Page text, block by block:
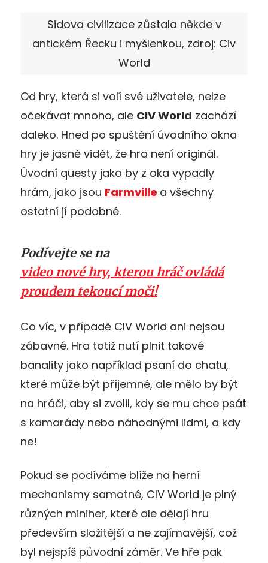
Sidova civilizace zůstala někde v
antickém Řecku i myšlenkou, zdroj: Civ
World
Od hry, která si volí své uživatele, nelze
očekávat mnoho, ale CIV World zachází
daleko. Hned po spuštění úvodního okna
hry je jasně vidět, že hra není originál.
Úvodní questy jako by z oka vypadly
hrám, jako jsou Farmville a všechny
ostatní jí podobné.
Podívejte se na
video nové hry, kterou hráč ovládá
proudem tekoucí moči!
Co víc, v případě CIV World ani nejsou
zábavné. Hra totiž nutí plnit takové
banality jako například psaní do chatu,
které může být příjemné, ale mělo by být
na hráči, aby si zvolil, kdy se mu chce psát
s kamarády nebo náhodnými lidmi, a kdy
ne!
Pokud se podíváme blíže na herní
mechanismy samotné, CIV World je plný
různých miniher, které ale dělají hru
především složitější a ne zajímavější, což
byl nejspíš původní záměr. Ve hře pak